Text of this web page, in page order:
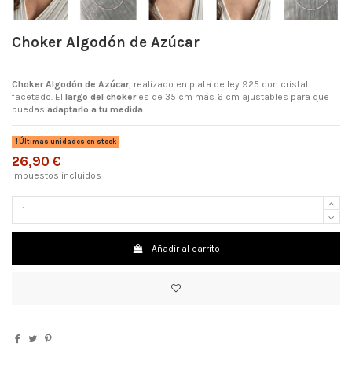
Choker Algodón de Azúcar
Choker Algodón de Azúcar, realizado en plata de ley 925 con cristal
facetado. El largo del chokeres de 35 cm más 6 cm ajustables para que
puedas adaptarlo a tu medida.
Últimas unidades en stock
26,90 €
Impuestos incluidos
Añadir al carrito